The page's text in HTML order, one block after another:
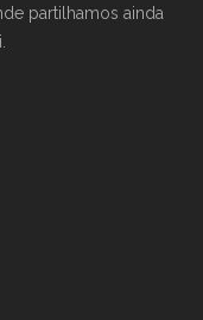
partilhamos ainda